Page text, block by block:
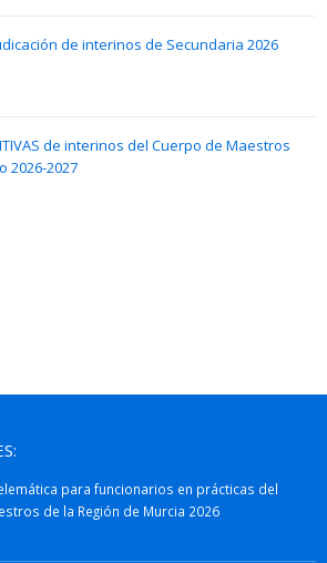
de interinos de Secundaria 2026
de interinos del Cuerpo de Maestros
2026-2027
para funcionarios en prácticas del
de la Región de Murcia 2026